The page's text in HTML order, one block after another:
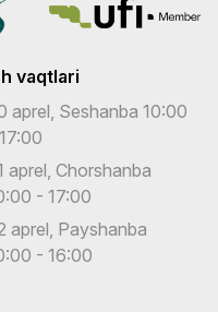
vaqtlari
aprel, Seshanba 10:00
aprel, Chorshanba
- 17:00
aprel, Payshanba
- 16:00